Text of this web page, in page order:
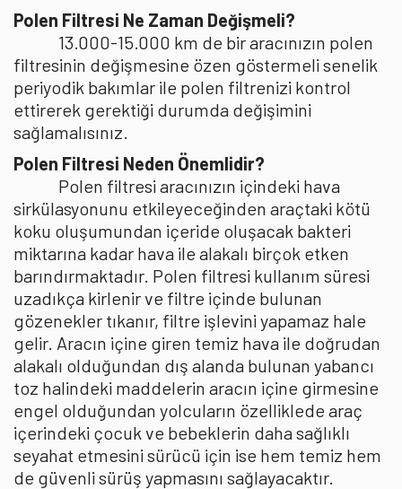
Polen Filtresi Ne Zaman Değişmeli?
13.000-15.000 km de bir aracınızın polen
filtresinin değişmesine özen göstermeli senelik
periyodik bakımlar ile polen filtrenizi kontrol
ettirerek gerektiği durumda değişimini
sağlamalısınız.
Polen Filtresi Neden Önemlidir?
Polen filtresi aracınızın içindeki hava
sirkülasyonunu etkileyeceğinden araçtaki kötü
koku oluşumundan içeride oluşacak bakteri
miktarına kadar hava ile alakalı birçok etken
barındırmaktadır. Polen filtresi kullanım süresi
uzadıkça kirlenir ve filtre içinde bulunan
gözenekler tıkanır, filtre işlevini yapamaz hale
gelir. Aracın içine giren temiz hava ile doğrudan
alakalı olduğundan dış alanda bulunan yabancı
toz halindeki maddelerin aracın içine girmesine
engel olduğundan yolcuların özelliklede araç
içerindeki çocuk ve bebeklerin daha sağlıklı
seyahat etmesini sürücü için ise hem temiz hem
de güvenli sürüş yapmasını sağlayacaktır.